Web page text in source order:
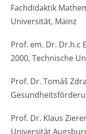
Fachdidaktik
Universität, Mainz
Prof. em. Dr. Dr.h.c
2000, Technische
Prof. Dr. Tomáš
Prof. Dr. Klaus
Universität